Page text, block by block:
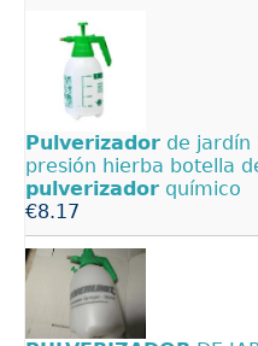
Pulverizador de jardín
presión hierba botella
pulverizador químico
€8.17